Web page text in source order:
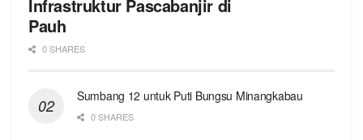
Infrastruktur Pascabanjir di
Pauh
0 SHARES
Sumbang 12 untuk Puti Bungsu Minangkabau
0 SHARES